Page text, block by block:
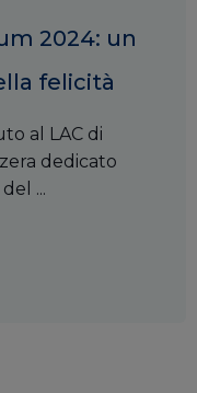
2024: un
felicità
al LAC di
dedicato
...